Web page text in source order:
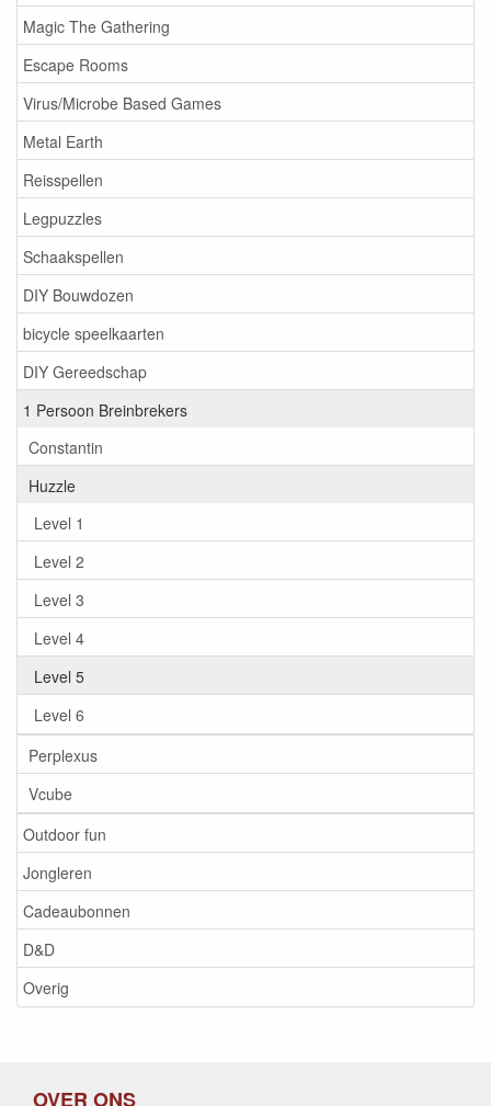
Magic The Gathering
Escape Rooms
Virus/Microbe Based Games
Metal Earth
Reisspellen
Legpuzzles
Schaakspellen
DIY Bouwdozen
bicycle speelkaarten
DIY Gereedschap
1 Persoon Breinbrekers
Constantin
Huzzle
Level 1
Level 2
Level 3
Level 4
Level 5
Level 6
Perplexus
Vcube
Outdoor fun
Jongleren
Cadeaubonnen
D&D
Overig
OVER ONS